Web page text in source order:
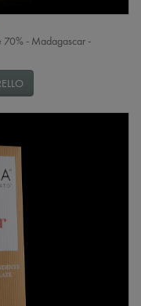
70% - Madagascar -